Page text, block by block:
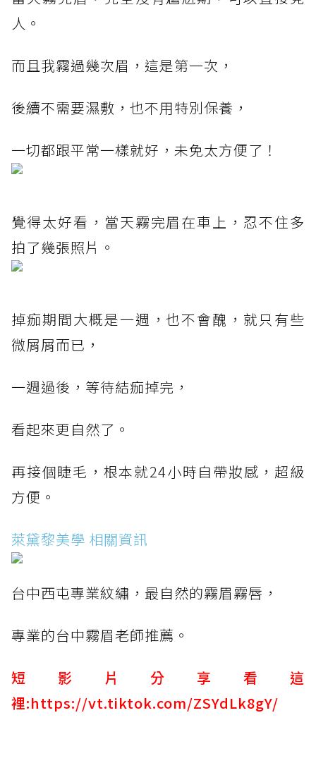
人。
而且我霧過幾次眉，這是第一次，
後續不需要濕敷，也不用特別保養，
一切都跟平常一樣就好，未免太方便了！
覺得太好看，當天霧完眉在車上，忍不住多
拍了幾張照片。
掉痂期間大概是一週，也不會醜，就只有些
微屑屑而已，
一週過後，等待結痂掉完，
看起來更自然了。
再接個睫毛，根本就24小時自帶妝感，超級
方便。
萊黛黎美學 相關資訊
台中西屯專業紋繡，最自然的霧眉霧唇，
專業的台中霧眉老師推薦。
短影片分享看這
裡:https://vt.tiktok.com/ZSYdLk8gY/